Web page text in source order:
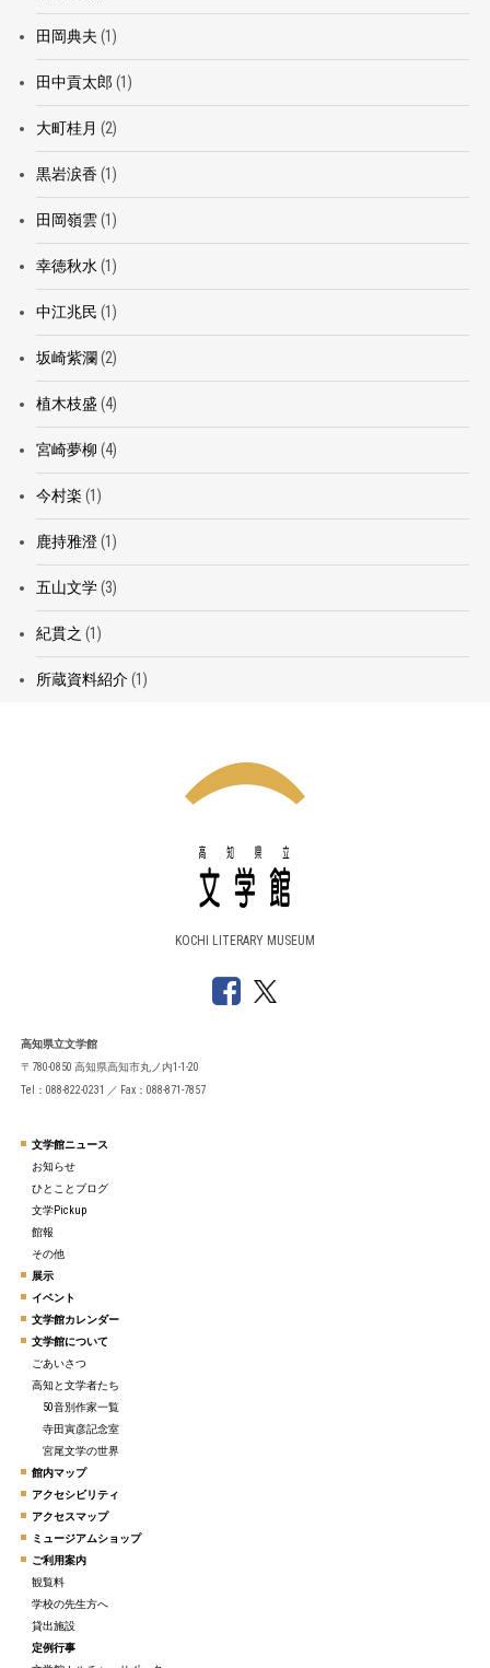
田岡典夫 (1)
田中貢太郎 (1)
大町桂月 (2)
黒岩涙香(1)
田岡嶺雲(1)
幸徳秋水 (1)
中江兆民 (1)
坂崎紫瀾 (2)
植木枝盛 (4)
宮崎夢柳 (4)
今村楽 (1)
鹿持雅澄(1)
五山文学(3)
紀貫之 (1)
所蔵資料紹介(1)
KOCHI LITERARY MUSEUM
高知県立文学館
〒780-0850 高知県高知市丸ノ内1-1-20
Tel：088-822-0231 ／ Fax：088-871-7857
文学館ニュース
お知らせ
ひとことブログ
文学Pickup
館報
その他
展示
イベント
文学館カレンダー
文学館について
ごあいさつ
高知と文学者たち
50音別作家一覧
寺田寅彦記念室
宮尾文学の世界
館内マップ
アクセシビリティ
アクセスマップ
ミュージアムショップ
ご利用案内
観覧料
学校の先生方へ
貸出施設
定例行事